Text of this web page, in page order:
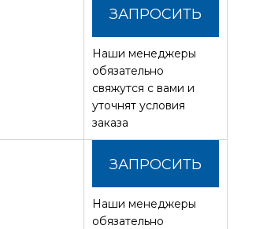
ЗАПРОСИТЬ
СТОИМОСТЬ
Наши менеджеры
обязательно
свяжутся с вами и
уточнят условия
заказа
ЗАПРОСИТЬ
СТОИМОСТЬ
Наши менеджеры
обязательно